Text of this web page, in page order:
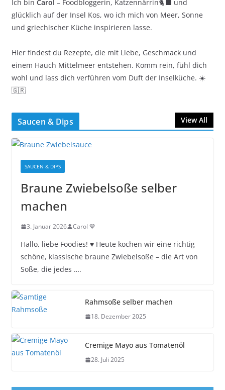
Ich bin Carol – Foodbloggerin, Katzennärrin🐈‍⬛ und
glücklich auf der Insel Kos, wo ich mich von Meer, Sonne
und griechischer Küche inspirieren lasse.
Hier findest du Rezepte, die mit Liebe, Geschmack und
einem Hauch Mittelmeer entstehen. Komm rein, fühl dich
wohl und lass dich verführen vom Duft der Inselküche. ☀️
🇬🇷
Saucen & Dips View All
SAUCEN & DIPS
Braune Zwiebelsoße selber
machen
3. Januar 2026 Carol 💙
Hallo, liebe Foodies! ♥︎ Heute kochen wir eine richtig
schöne, klassische braune Zwiebelsoße – die Art von
Soße, die jedes ….
Rahmsoße selber machen
18. Dezember 2025
Cremige Mayo aus Tomatenöl
28. Juli 2025